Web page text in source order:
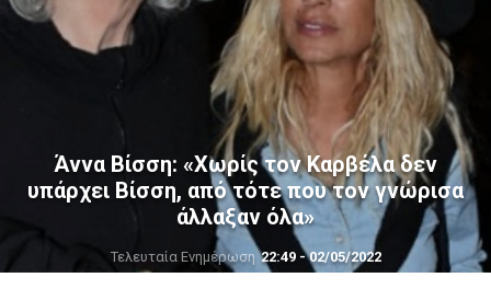
Άννα Βίσση: «Χωρίς τον Καρβέλα δεν
υπάρχει Βίσση, από τότε που τον γνώρισα
άλλαξαν όλα»
Τελευταία Ενημέρωση22:49 - 02/05/2022